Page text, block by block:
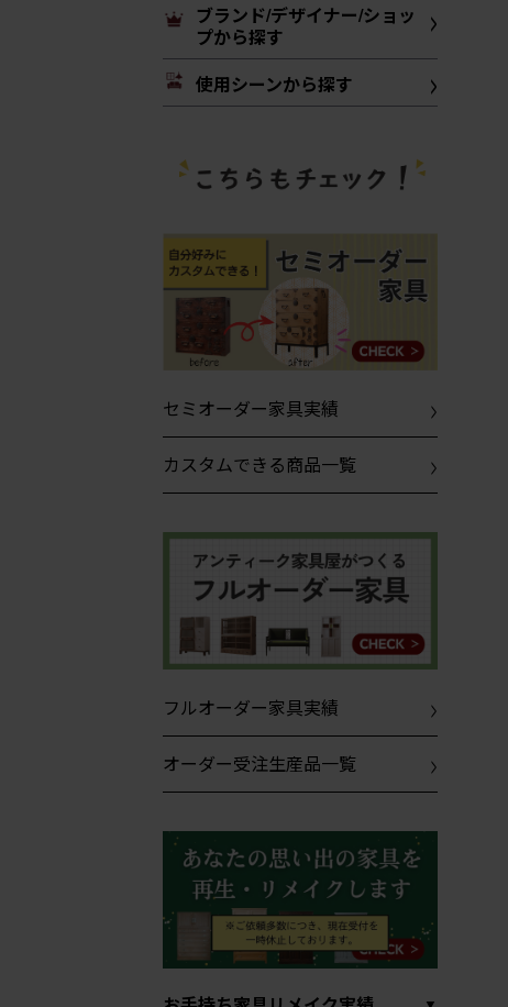
ブランド/デザイナー/ショッ
プから探す
使用シーンから探す
セミオーダー家具実績
カスタムできる商品一覧
フルオーダー家具実績
オーダー受注生産品一覧